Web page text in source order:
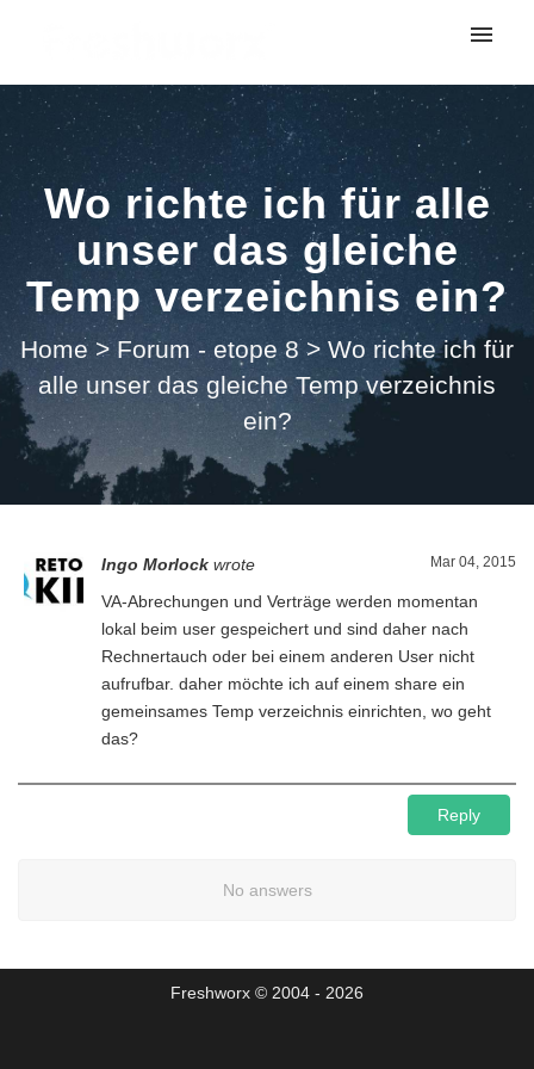
My tickets
Submit ticket
Login
Wo richte ich für alle
unser das gleiche
Temp verzeichnis ein?
Home > Forum - etope 8 > Wo richte ich für
alle unser das gleiche Temp verzeichnis
ein?
Mar 04, 2015
Ingo Morlock wrote
VA-Abrechungen und Verträge werden momentan
lokal beim user gespeichert und sind daher nach
Rechnertauch oder bei einem anderen User nicht
aufrufbar. daher möchte ich auf einem share ein
gemeinsames Temp verzeichnis einrichten, wo geht
das?
Reply
No answers
Freshworx © 2004 - 2026